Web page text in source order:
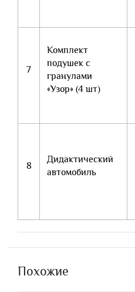
7
Комплект
подушек с
гранулами
«Узор» (4 шт)
8
Дидактический
автомобиль
Похожие